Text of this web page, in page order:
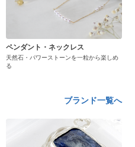
ペンダント・ネックレス
天然石・パワーストーンを一粒から楽しめ
る
ブランド一覧へ